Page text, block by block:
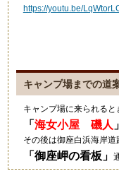
https://youtu.be/
キャンプ場までの道
キャンプ場に来られる
「 海女小屋 磯人 」
その後は御座白浜海岸道
「 御座岬の看板 」